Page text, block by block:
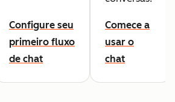
Configure seu
primeiro fluxo
de chat
Comece a
usar o
chat